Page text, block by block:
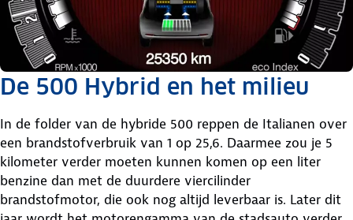
De 500 Hybrid en het milieu
In de folder van de hybride 500 reppen de Italianen over
een brandstofverbruik van 1 op 25,6. Daarmee zou je 5
kilometer verder moeten kunnen komen op een liter
benzine dan met de duurdere viercilinder
brandstofmotor, die ook nog altijd leverbaar is. Later dit